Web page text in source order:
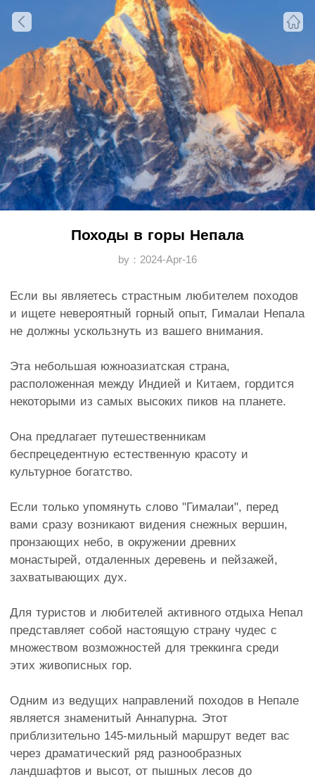
Походы в горы Непала
by：2024-Apr-16
Если вы являетесь страстным любителем походов
и ищете невероятный горный опыт, Гималаи Непала
не должны ускользнуть из вашего внимания.
Эта небольшая южноазиатская страна,
расположенная между Индией и Китаем, гордится
некоторыми из самых высоких пиков на планете.
Она предлагает путешественникам
беспрецедентную естественную красоту и
культурное богатство.
Если только упомянуть слово "Гималаи", перед
вами сразу возникают видения снежных вершин,
пронзающих небо, в окружении древних
монастырей, отдаленных деревень и пейзажей,
захватывающих дух.
Для туристов и любителей активного отдыха Непал
представляет собой настоящую страну чудес с
множеством возможностей для треккинга среди
этих живописных гор.
Одним из ведущих направлений походов в Непале
является знаменитый Аннапурна. Этот
приблизительно 145-мильный маршрут ведет вас
через драматический ряд разнообразных
ландшафтов и высот, от пышных лесов до